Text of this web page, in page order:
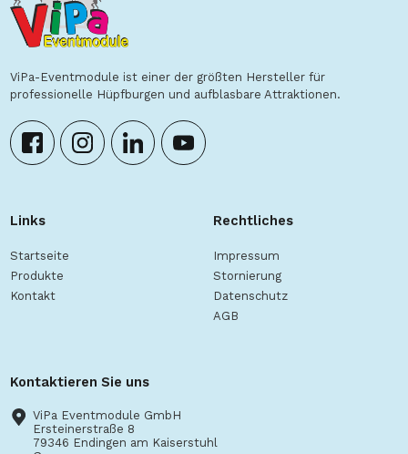
ViPa-Eventmodule ist einer der größten Hersteller für
professionelle Hüpfburgen und aufblasbare Attraktionen.
Links
Startseite
Produkte
Kontakt
Rechtliches
Impressum
Stornierung
Datenschutz
AGB
Kontaktieren Sie uns
ViPa Eventmodule GmbH
Ersteinerstraße 8
79346 Endingen am Kaiserstuhl